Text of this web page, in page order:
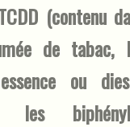
(contenu
de tabac,
ou
les